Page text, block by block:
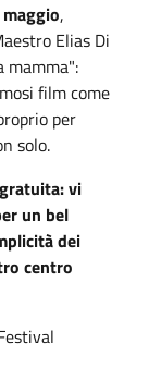
,
Elias Di
mamma":
film come
per
solo.
vi
un bel
dei
centro